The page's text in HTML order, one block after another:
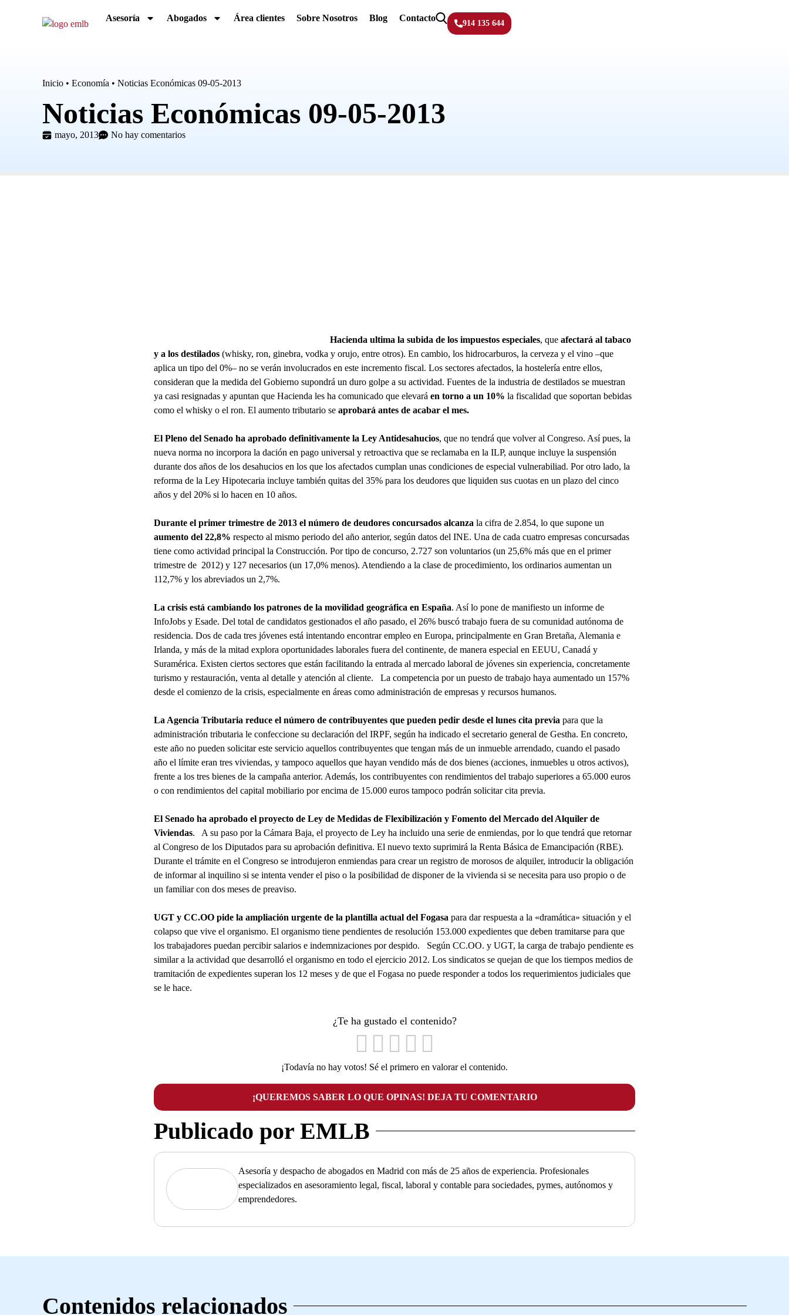
Asesoría Abogados Área clientes Sobre Nosotros Blog Contacto
914 135 644
Inicio • Economía • Noticias Económicas 09-05-2013
Noticias Económicas 09-05-2013
mayo, 2013 No hay comentarios
Hacienda ultima la subida de los impuestos especiales, que afectará al tabaco
y a los destilados (whisky, ron, ginebra, vodka y orujo, entre otros). En cambio, los hidrocarburos, la cerveza y el vino –que
aplica un tipo del 0%– no se verán involucrados en este incremento fiscal. Los sectores afectados, la hostelería entre ellos,
consideran que la medida del Gobierno supondrá un duro golpe a su actividad. Fuentes de la industria de destilados se muestran
ya casi resignadas y apuntan que Hacienda les ha comunicado que elevará en torno a un 10% la fiscalidad que soportan bebidas
como el whisky o el ron. El aumento tributario se aprobará antes de acabar el mes.
El Pleno del Senado ha aprobado definitivamente la Ley Antidesahucios, que no tendrá que volver al Congreso. Así pues, la
nueva norma no incorpora la dación en pago universal y retroactiva que se reclamaba en la ILP, aunque incluye la suspensión
durante dos años de los desahucios en los que los afectados cumplan unas condiciones de especial vulnerabiliad. Por otro lado, la
reforma de la Ley Hipotecaria incluye también quitas del 35% para los deudores que liquiden sus cuotas en un plazo del cinco
años y del 20% si lo hacen en 10 años.
Durante el primer trimestre de 2013 el número de deudores concursados alcanza la cifra de 2.854, lo que supone un
aumento del 22,8% respecto al mismo periodo del año anterior, según datos del INE. Una de cada cuatro empresas concursadas
tiene como actividad principal la Construcción. Por tipo de concurso, 2.727 son voluntarios (un 25,6% más que en el primer
trimestre de 2012) y 127 necesarios (un 17,0% menos). Atendiendo a la clase de procedimiento, los ordinarios aumentan un
112,7% y los abreviados un 2,7%.
La crisis está cambiando los patrones de la movilidad geográfica en España. Así lo pone de manifiesto un informe de
InfoJobs y Esade. Del total de candidatos gestionados el año pasado, el 26% buscó trabajo fuera de su comunidad autónoma de
residencia. Dos de cada tres jóvenes está intentando encontrar empleo en Europa, principalmente en Gran Bretaña, Alemania e
Irlanda, y más de la mitad explora oportunidades laborales fuera del continente, de manera especial en EEUU, Canadá y
Suramérica. Existen ciertos sectores que están facilitando la entrada al mercado laboral de jóvenes sin experiencia, concretamente
turismo y restauración, venta al detalle y atención al cliente. La competencia por un puesto de trabajo haya aumentado un 157%
desde el comienzo de la crisis, especialmente en áreas como administración de empresas y recursos humanos.
La Agencia Tributaria reduce el número de contribuyentes que pueden pedir desde el lunes cita previa para que la
administración tributaria le confeccione su declaración del IRPF, según ha indicado el secretario general de Gestha. En concreto,
este año no pueden solicitar este servicio aquellos contribuyentes que tengan más de un inmueble arrendado, cuando el pasado
año el límite eran tres viviendas, y tampoco aquellos que hayan vendido más de dos bienes (acciones, inmuebles u otros activos),
frente a los tres bienes de la campaña anterior. Además, los contribuyentes con rendimientos del trabajo superiores a 65.000 euros
o con rendimientos del capital mobiliario por encima de 15.000 euros tampoco podrán solicitar cita previa.
El Senado ha aprobado el proyecto de Ley de Medidas de Flexibilización y Fomento del Mercado del Alquiler de
Viviendas. A su paso por la Cámara Baja, el proyecto de Ley ha incluido una serie de enmiendas, por lo que tendrá que retornar
al Congreso de los Diputados para su aprobación definitiva. El nuevo texto suprimirá la Renta Básica de Emancipación (RBE).
Durante el trámite en el Congreso se introdujeron enmiendas para crear un registro de morosos de alquiler, introducir la obligación
de informar al inquilino si se intenta vender el piso o la posibilidad de disponer de la vivienda si se necesita para uso propio o de
un familiar con dos meses de preaviso.
UGT y CC.OO pide la ampliación urgente de la plantilla actual del Fogasa para dar respuesta a la «dramática» situación y el
colapso que vive el organismo. El organismo tiene pendientes de resolución 153.000 expedientes que deben tramitarse para que
los trabajadores puedan percibir salarios e indemnizaciones por despido. Según CC.OO. y UGT, la carga de trabajo pendiente es
similar a la actividad que desarrolló el organismo en todo el ejercicio 2012. Los sindicatos se quejan de que los tiempos medios de
tramitación de expedientes superan los 12 meses y de que el Fogasa no puede responder a todos los requerimientos judiciales que
se le hace.
¿Te ha gustado el contenido?
¡Todavía no hay votos! Sé el primero en valorar el contenido.
¡QUEREMOS SABER LO QUE OPINAS! DEJA TU COMENTARIO
Publicado por EMLB
Asesoría y despacho de abogados en Madrid con más de 25 años de experiencia. Profesionales
especializados en asesoramiento legal, fiscal, laboral y contable para sociedades, pymes, autónomos y
emprendedores.
Contenidos relacionados